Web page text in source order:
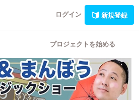
ログイン 新規登録
プロジェクトを始める